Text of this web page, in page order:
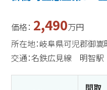
価格： 2,490万円
所在地：岐阜県可児郡御
交通：名鉄広見線 明智
間取